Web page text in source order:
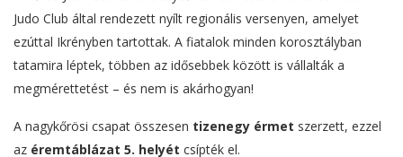
Judo Club által rendezett nyílt regionális versenyen, amelyet
ezúttal Ikrényben tartottak. A fiatalok minden korosztályban
tatamira léptek, többen az idősebbek között is vállalták a
megmérettetést – és nem is akárhogyan!
A nagykőrösi csapat összesen tizenegy érmet szerzett, ezzel
az éremtáblázat 5. helyét csípték el.